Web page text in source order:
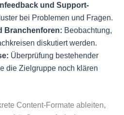
und Support-
bei Problemen und Fragen.
Branchenforen: Beobachtung,
diskutiert werden.
Überprüfung bestehender
die Zielgruppe noch klären
Content-Formate ableiten,